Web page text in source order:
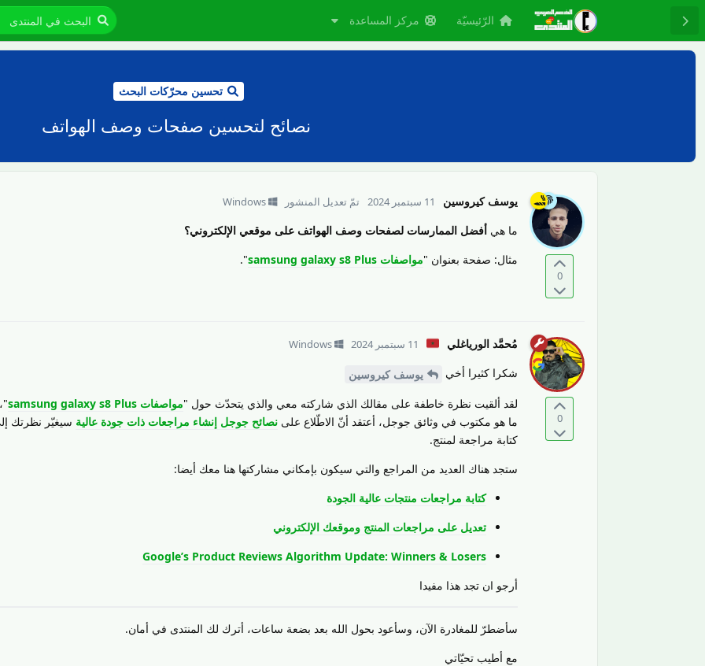
الرّئيسيّة مركز المساعدة
تحسين محرّكات البحث
نصائح لتحسين صفحات وصف الهواتف
0
يوسف كيروسين 11 سبتمبر 2024 تمّ تعديل المنشور Windows
ما هي أفضل الممارسات لصفحات وصف الهواتف على موقعي الإلكتروني؟
مثال: صفحة بعنوان "مواصفات samsung galaxy s8 Plus
".
0
مُحمَّد الورياغلي 11 سبتمبر 2024 Windows
شكرا كثيرا أخي
يوسف كيروسين
لقد ألقيت نظرة خاطفة على مقالك الذي شاركته معي والذي يتحدّث حول "مواصفات samsung galaxy s8 Plus
ما هو مكتوب في وثائق جوجل، أعتقد أنّ الاطّلاع على نصائح جوجل إنشاء مراجعات ذات جودة عالية سيغيّر نظرتك
كتابة مراجعة لمنتج.
ستجد هناك العديد من المراجع والتي سيكون بإمكاني مشاركتها هنا معك أيضا:
كتابة مراجعات منتجات عالية الجودة
تعديل على مراجعات المنتج وموقعك الإلكتروني
Google’s Product Reviews Algorithm Update: Winners & Losers
أرجو ان تجد هذا مفيدا
سأضطرّ للمغادرة الآن، وسأعود بحول الله بعد بضعة ساعات، أترك لك المنتدى في أمان.
مع أطيب تحيّاتي